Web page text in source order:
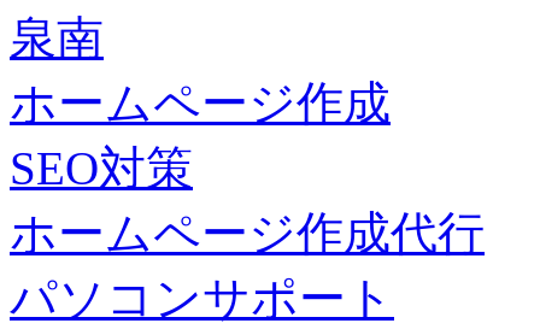
泉南
ホームページ作成
SEO対策
ホームページ作成代行
パソコンサポート